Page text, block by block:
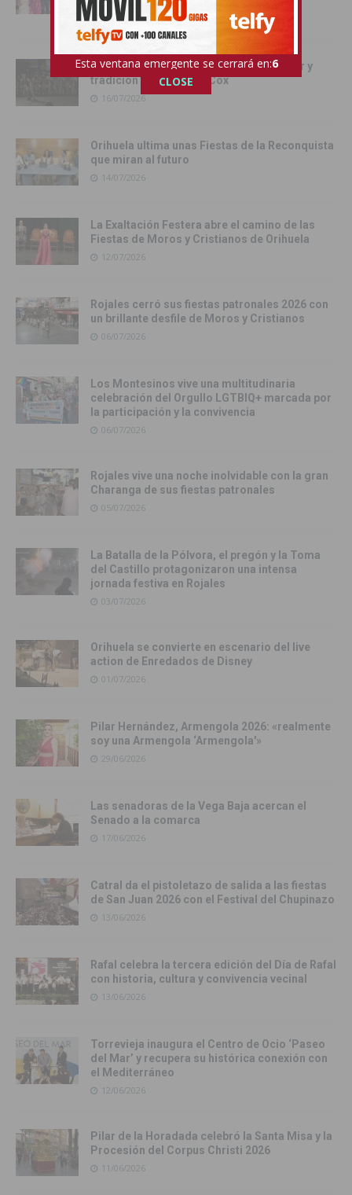
16/07/2026
La magia de la noche mora llena de color y
tradición las calles de Cox
16/07/2026
Orihuela ultima unas Fiestas de la Reconquista
que miran al futuro
14/07/2026
La Exaltación Festera abre el camino de las
Fiestas de Moros y Cristianos de Orihuela
12/07/2026
Rojales cerró sus fiestas patronales 2026 con
un brillante desfile de Moros y Cristianos
06/07/2026
Los Montesinos vive una multitudinaria
celebración del Orgullo LGTBIQ+ marcada por
la participación y la convivencia
06/07/2026
Rojales vive una noche inolvidable con la gran
Charanga de sus fiestas patronales
05/07/2026
La Batalla de la Pólvora, el pregón y la Toma
del Castillo protagonizaron una intensa
jornada festiva en Rojales
03/07/2026
Orihuela se convierte en escenario del live
action de Enredados de Disney
01/07/2026
Pilar Hernández, Armengola 2026: «realmente
soy una Armengola ‘Armengola'»
29/06/2026
Las senadoras de la Vega Baja acercan el
Senado a la comarca
17/06/2026
Catral da el pistoletazo de salida a las fiestas
de San Juan 2026 con el Festival del Chupinazo
13/06/2026
Rafal celebra la tercera edición del Día de Rafal
con historia, cultura y convivencia vecinal
13/06/2026
Torrevieja inaugura el Centro de Ocio ‘Paseo
del Mar’ y recupera su histórica conexión con
el Mediterráneo
12/06/2026
Pilar de la Horadada celebró la Santa Misa y la
Procesión del Corpus Christi 2026
11/06/2026
Esta ventana emergente se cerrará en:4
CLOSE